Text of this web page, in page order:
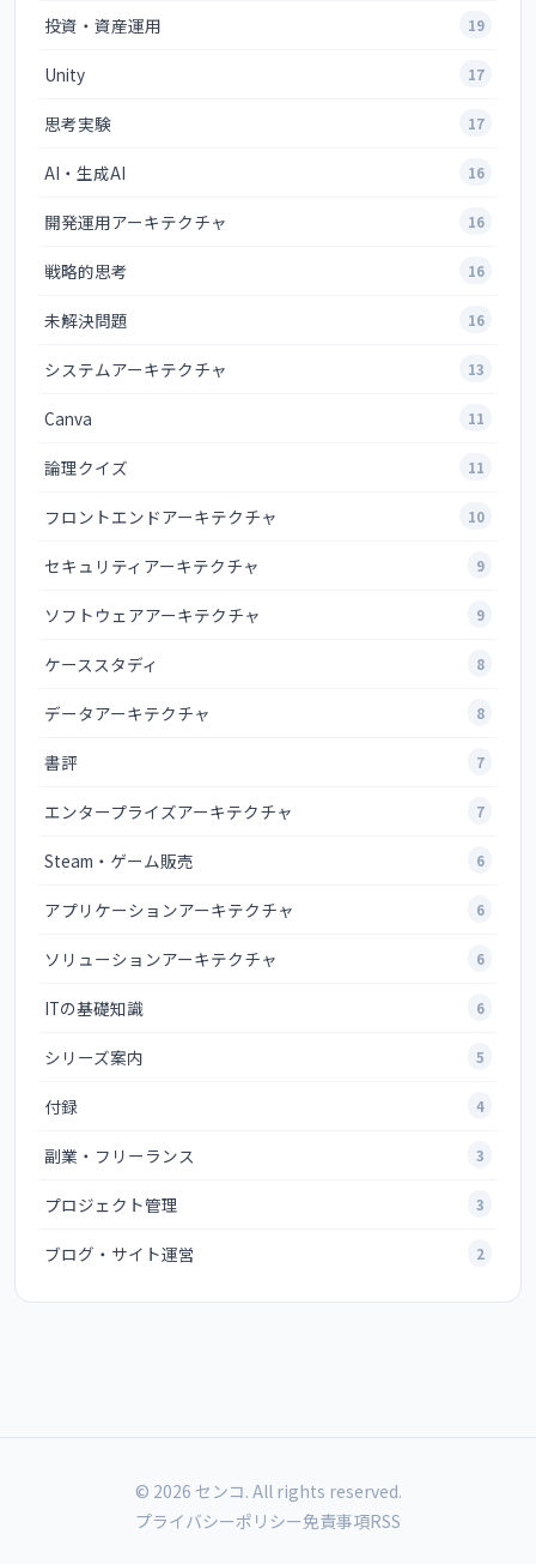
投資・資産運用 19
Unity 17
思考実験 17
AI・生成AI 16
開発運用アーキテクチャ 16
戦略的思考 16
未解決問題 16
システムアーキテクチャ 13
Canva 11
論理クイズ 11
フロントエンドアーキテクチャ 10
セキュリティアーキテクチャ 9
ソフトウェアアーキテクチャ 9
ケーススタディ 8
データアーキテクチャ 8
書評 7
エンタープライズアーキテクチャ 7
Steam・ゲーム販売 6
アプリケーションアーキテクチャ 6
ソリューションアーキテクチャ 6
ITの基礎知識 6
シリーズ案内 5
付録 4
副業・フリーランス 3
プロジェクト管理 3
ブログ・サイト運営 2
© 2026 センコ. All rights reserved.
プライバシーポリシー免責事項RSS